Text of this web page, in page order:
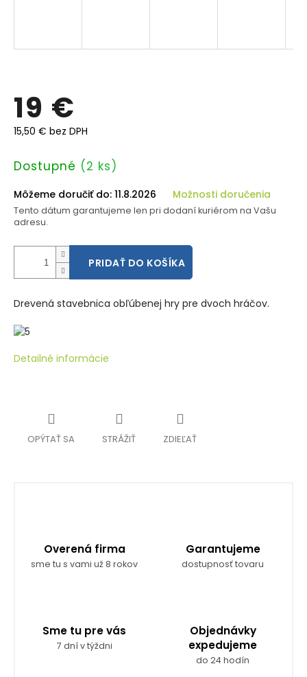
19 €
15,50 € bez DPH
Jednotková
Dostupné (2 ks)
Môžeme doručiť do: 11.8.2026 Možnosti doručenia
Tento dátum garantujeme len pri dodaní kuriérom na Vašu
adresu.
PRIDAŤ DO KOŠÍKA
Drevená stavebnica obľúbenej hry pre dvoch hráčov.
Detailné informácie
OPÝTAŤ SA STRÁŽIŤ ZDIEĽAŤ
Overená firma
sme tu s vami už 8 rokov
Garantujeme
dostupnosť tovaru
Sme tu pre vás
7 dní v týždni
Objednávky
expedujeme
do 24 hodín